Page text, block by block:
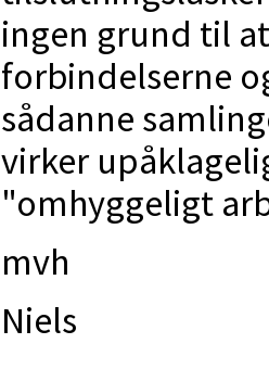
ingen grund til
forbindelserne
sådanne
virker
"omhyggeligt
mvh
Niels